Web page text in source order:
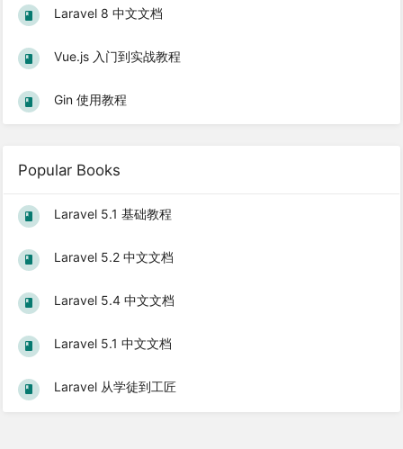
Laravel 8 中文文档
Vue.js 入门到实战教程
Gin 使用教程
Popular Books
Laravel 5.1 基础教程
Laravel 5.2 中文文档
Laravel 5.4 中文文档
Laravel 5.1 中文文档
Laravel 从学徒到工匠